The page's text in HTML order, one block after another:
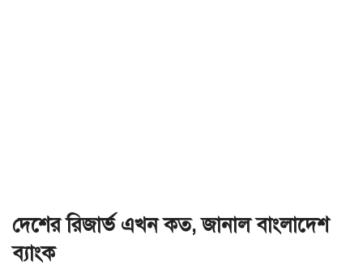
দেশের রিজার্ভ এখন কত, জানাল বাংলাদেশ
ব্যাংক